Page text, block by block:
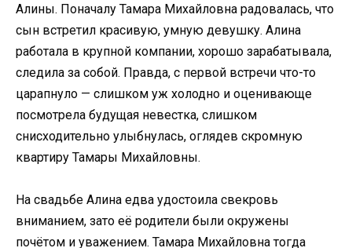
Алины. Поначалу Тамара Михайловна радовалась, что
сын встретил красивую, умную девушку. Алина
работала в крупной компании, хорошо зарабатывала,
следила за собой. Правда, с первой встречи что-то
царапнуло — слишком уж холодно и оценивающе
посмотрела будущая невестка, слишком
снисходительно улыбнулась, оглядев скромную
квартиру Тамары Михайловны.
На свадьбе Алина едва удостоила свекровь
вниманием, зато её родители были окружены
почётом и уважением. Тамара Михайловна тогда